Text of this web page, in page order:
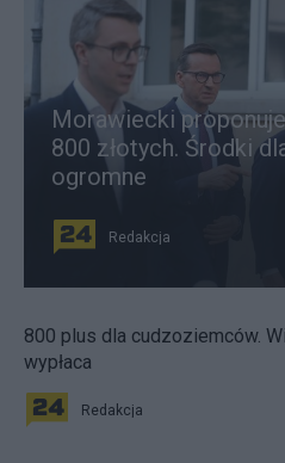
Morawiecki
800 złotych. Środki
ogromne
Redakcja
800 plus dla cudzoziemców.
wypłaca
Redakcja